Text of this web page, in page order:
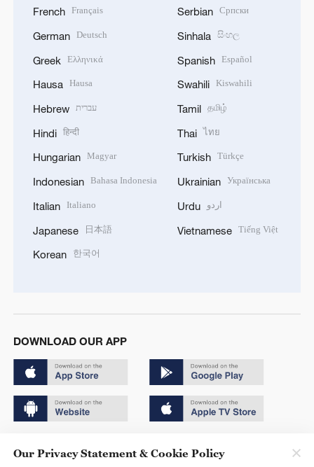
French Français
German Deutsch
Greek Ελληνικά
Hausa Hausa
Hebrew עברית
Hindi हिन्दी
Hungarian Magyar
Indonesian Bahasa Indonesia
Italian Italiano
Japanese 日本語
Korean 한국어
Serbian Српски
Sinhala සිංහල
Spanish Español
Swahili Kiswahili
Tamil தமிழ்
Thai ไทย
Turkish Türkçe
Ukrainian Українська
Urdu اردو
Vietnamese Tiếng Việt
DOWNLOAD OUR APP
Our Privacy Statement & Cookie Policy